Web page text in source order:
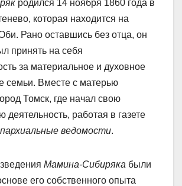
родился 14 ноября 1860 года в
которая находится на
Рано оставшись без отца, он
принять на себя
за материальное и духовное
семьи. Вместе с матерью
Томск, где начал свою
деятельность, работая в газете
ведомости.
Мамина-Сибиряка были
его собственного опыта